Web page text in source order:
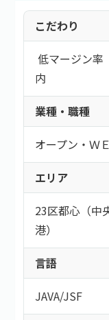
こだわり
低マージン率
内
業種・職種
オープン・Ｗ
エリア
23区都心（中
港）
言語
JAVA/JSF